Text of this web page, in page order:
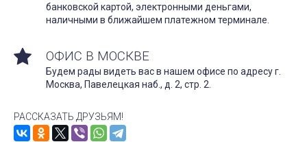
банковской картой, электронными деньгами,
наличными в ближайшем платежном терминале.
ОФИС В МОСКВЕ
Будем рады видеть вас в нашем офисе по адресу г.
Москва, Павелецкая наб., д. 2, стр. 2.
РАССКАЗАТЬ ДРУЗЬЯМ!